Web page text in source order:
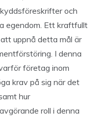
och
egendom. Ett kraftfullt
uppnå detta mål är
I denna
företag inom
krav på sig när det
hur
roll i denna